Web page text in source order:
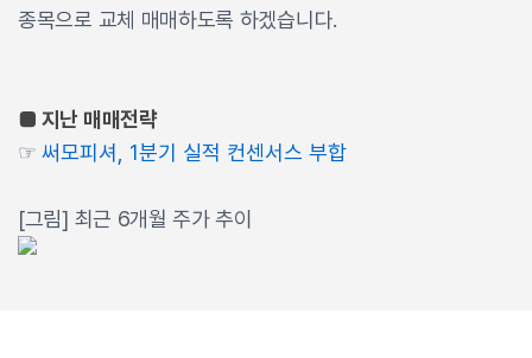
종목으로 교체 매매하도록 하겠습니다.
■ 지난 매매전략
☞써모피셔, 1분기 실적 컨센서스 부합
[그림] 최근 6개월 주가 추이